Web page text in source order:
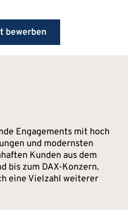
bewerben
Engagements mit hoch
und modernsten
Kunden aus dem
bis zum DAX-Konzern.
eine Vielzahl weiterer